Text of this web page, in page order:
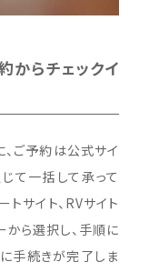
からチェックイ
ご予約は公式サイ
じて一括して承って
サイト、RVサイト
から選択し、手順に
手続きが完了しま